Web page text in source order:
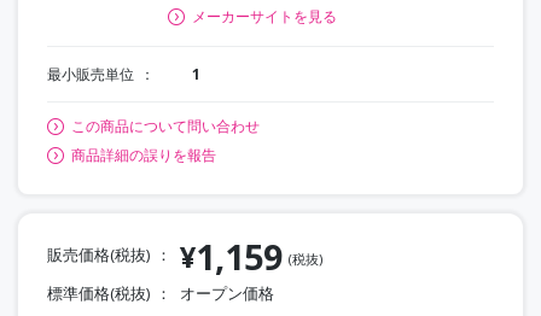
メーカーサイトを見る
最小販売単位 1
この商品について問い合わせ
商品詳細の誤りを報告
販売価格(税抜) ¥1,159 (税抜)
標準価格(税抜) オープン価格